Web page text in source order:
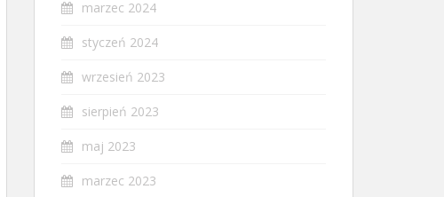
marzec 2024
styczeń 2024
wrzesień 2023
sierpień 2023
maj 2023
marzec 2023